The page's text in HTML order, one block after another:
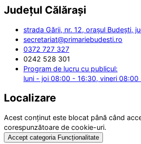
Județul Călărași
strada Gării, nr. 12, orașul Budești,
secretariat@primariebudesti.ro
0372 727 327
0242 528 301
Program de lucru cu publicul:
luni - joi 08:00 - 16:30, vineri 08:00
Localizare
Acest conținut este blocat până când
corespunzătoare de cookie-uri.
Accept categoria Funcționalitate